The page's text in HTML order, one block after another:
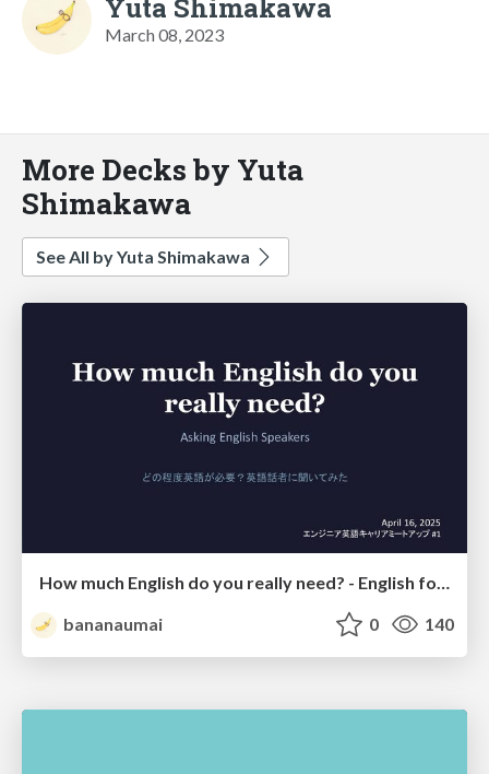
Yuta Shimakawa
March 08, 2023
More Decks by Yuta
Shimakawa
See All by Yuta Shimakawa
How much English do you really need? - English for Engineering Career Meetup #1
bananaumai
0 140